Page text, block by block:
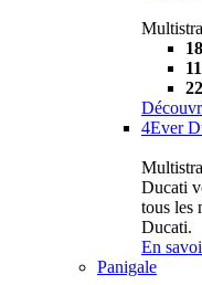
4Ever
Ducati
tous les
Ducati.
En
Panigale